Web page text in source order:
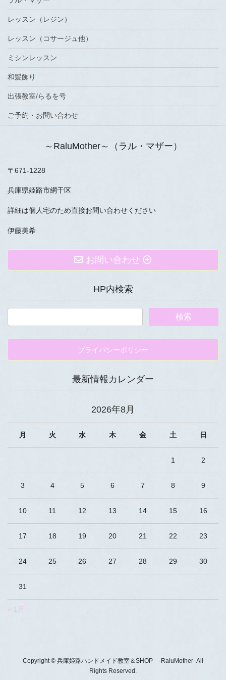
レッスン（レジン）
レッスン（コサージュ他）
ミシンレッスン
和髪飾り
出張教室/らるを号
ご予約・お問い合わせ
～RaluMother～（ラル・マザー）
〒671-1228
兵庫県姫路市網干区
詳細は個人宅のため直接お問い合わせください
伊藤美希
お問い合わせ
HP内検索
プライバシーポリシー
最新情報カレンダー
2026年8月
月 火 水 木 金 土 日
1 2
3 4 5 6 7 8 9
10 11 12 13 14 15 16
17 18 19 20 21 22 23
24 25 26 27 28 29 30
31
« 1月
Copyright © 兵庫姫路ハンドメイド教室＆SHOP -RaluMother- All
Rights Reserved.